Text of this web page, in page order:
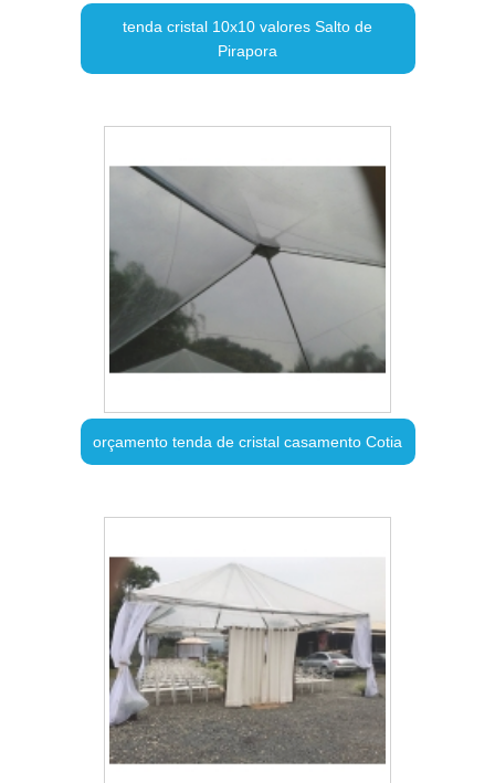
tenda cristal 10x10 valores Salto de
Pirapora
orçamento tenda de cristal casamento Cotia